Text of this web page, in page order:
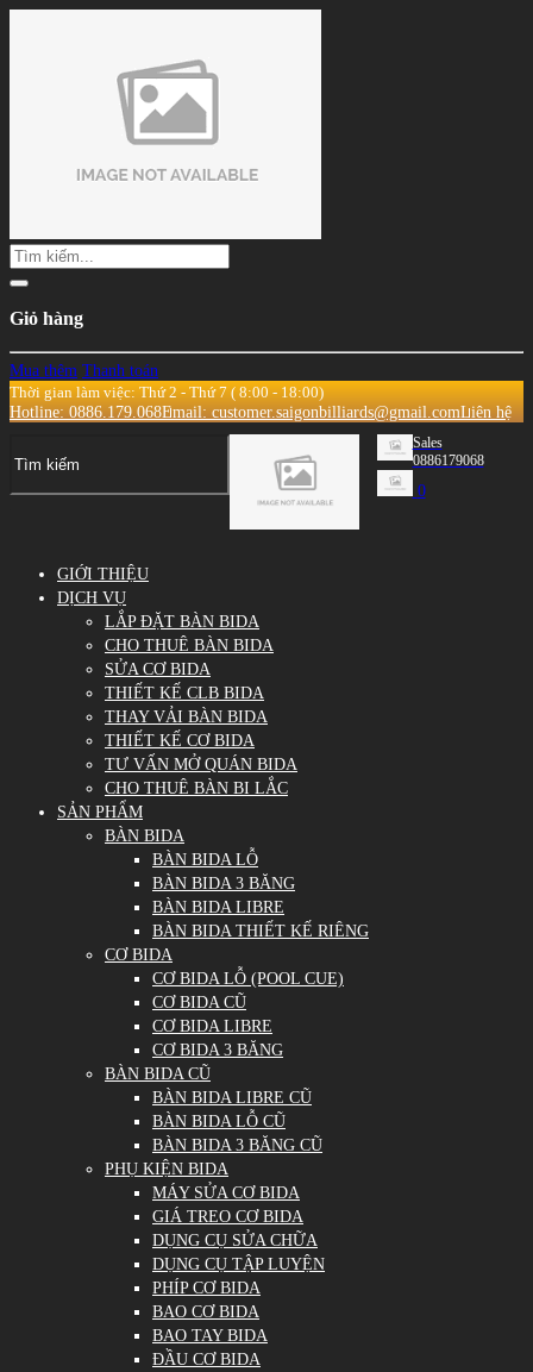
Giỏ hàng
Mua thêm Thanh toán
Thời gian làm việc: Thứ 2 - Thứ 7 ( 8:00 - 18:00)
Hotline: 0886.179.068Email: customer.saigonbilliards@gmail.comLiên hệ
Sales
0886179068
0
GIỚI THIỆU
DỊCH VỤ
LẮP ĐẶT BÀN BIDA
CHO THUÊ BÀN BIDA
SỬA CƠ BIDA
THIẾT KẾ CLB BIDA
THAY VẢI BÀN BIDA
THIẾT KẾ CƠ BIDA
TƯ VẤN MỞ QUÁN BIDA
CHO THUÊ BÀN BI LẮC
SẢN PHẨM
BÀN BIDA
BÀN BIDA LỖ
BÀN BIDA 3 BĂNG
BÀN BIDA LIBRE
BÀN BIDA THIẾT KẾ RIÊNG
CƠ BIDA
CƠ BIDA LỖ (POOL CUE)
CƠ BIDA CŨ
CƠ BIDA LIBRE
CƠ BIDA 3 BĂNG
BÀN BIDA CŨ
BÀN BIDA LIBRE CŨ
BÀN BIDA LỖ CŨ
BÀN BIDA 3 BĂNG CŨ
PHỤ KIỆN BIDA
MÁY SỬA CƠ BIDA
GIÁ TREO CƠ BIDA
DỤNG CỤ SỬA CHỮA
DỤNG CỤ TẬP LUYỆN
PHÍP CƠ BIDA
BAO CƠ BIDA
BAO TAY BIDA
ĐẦU CƠ BIDA